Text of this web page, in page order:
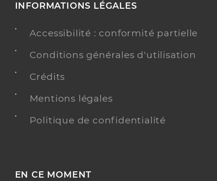
INFORMATIONS LÉGALES
Accessibilité : conformité partielle
Conditions générales d'utilisation
Crédits
Mentions légales
Politique de confidentialité
EN CE MOMENT